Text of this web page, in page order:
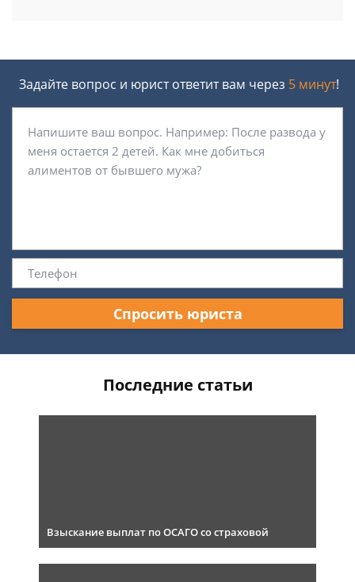
Задайте вопрос и юрист ответит вам через 5 минут!
Спросить юриста
Последние статьи
Взыскание выплат по ОСАГО со страховой